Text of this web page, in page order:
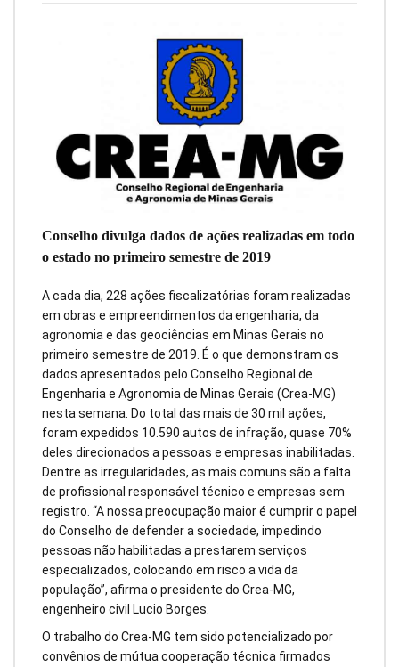
Conselho divulga dados de ações realizadas em todo
o estado no primeiro semestre de 2019
A cada dia, 228 ações fiscalizatórias foram realizadas
em obras e empreendimentos da engenharia, da
agronomia e das geociências em Minas Gerais no
primeiro semestre de 2019. É o que demonstram os
dados apresentados pelo Conselho Regional de
Engenharia e Agronomia de Minas Gerais (Crea-MG)
nesta semana. Do total das mais de 30 mil ações,
foram expedidos 10.590 autos de infração, quase 70%
deles direcionados a pessoas e empresas inabilitadas.
Dentre as irregularidades, as mais comuns são a falta
de profissional responsável técnico e empresas sem
registro. “A nossa preocupação maior é cumprir o papel
do Conselho de defender a sociedade, impedindo
pessoas não habilitadas a prestarem serviços
especializados, colocando em risco a vida da
população”, afirma o presidente do Crea-MG,
engenheiro civil Lucio Borges.
O trabalho do Crea-MG tem sido potencializado por
convênios de mútua cooperação técnica firmados